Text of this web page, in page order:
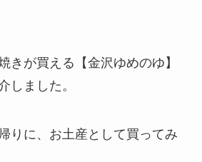
きが買える【金沢ゆめのゆ】
しました。
りに、お土産として買ってみ